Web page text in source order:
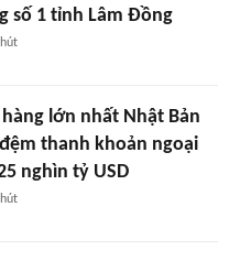
số 1 tỉnh Lâm Đồng
hàng lớn nhất Nhật Bản
thanh khoản ngoại
nghìn tỷ USD